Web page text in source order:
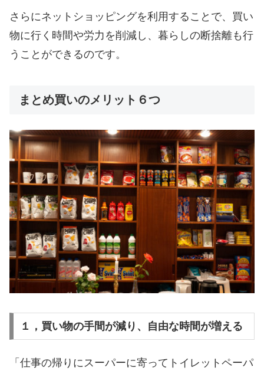
さらにネットショッピングを利用することで、買い
物に行く時間や労力を削減し、暮らしの断捨離も行
うことができるのです。
まとめ買いのメリット６つ
１，買い物の手間が減り、自由な時間が増える
「仕事の帰りにスーパーに寄ってトイレットペーパ